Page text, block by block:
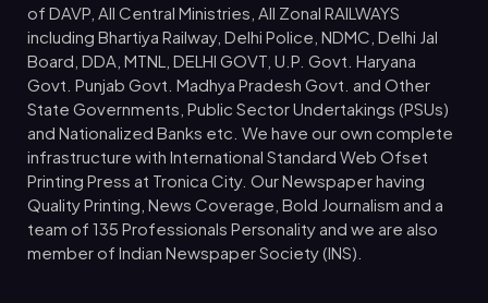
of DAVP, All Central Ministries, All Zonal RAILWAYS
including Bhartiya Railway, Delhi Police, NDMC, Delhi Jal
Board, DDA, MTNL, DELHI GOVT, U.P. Govt. Haryana
Govt. Punjab Govt. Madhya Pradesh Govt. and Other
State Governments, Public Sector Undertakings (PSUs)
and Nationalized Banks etc. We have our own complete
infrastructure with International Standard Web Ofset
Printing Press at Tronica City. Our Newspaper having
Quality Printing, News Coverage, Bold Journalism and a
team of 135 Professionals Personality and we are also
member of Indian Newspaper Society (INS).